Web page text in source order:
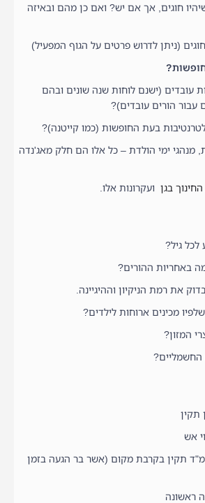
חוגים, אך אם יש? ואם כן מהם ובאיזה
(ניתן לדרוש פרטים על הגוף המפעיל)
עובדים (ישנם לוחות שנה שונים ובהם
עבור הורים עובדים)?
בעת החופשות (כמו קייטנה)?
מנהגי ימי הולדת – כל אלו הם חלק מאג'נדה
החינוך בגן ועקרונות אלו.
גיל?
באחריות ההורים?
את רמת הניקיון וההיגיינה.
מכינים ארוחות לילדים?
המזון?
תקין
אש
תקין בקרבת מקום (אשר בר הגעה בזמן
ראשונה